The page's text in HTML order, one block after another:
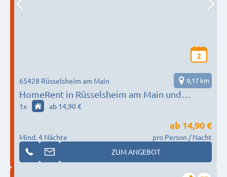
2
HomeRent in Rüsselsheim am Main und
Umgebung HR-55124-ruesselsheim-am-main
65428 Rüsselsheim am Main 9,17 km
1x ab 14,90 €
Mind. 4 Nächte
ab 14,90 €
pro Person / Nacht
ZUM ANGEBOT